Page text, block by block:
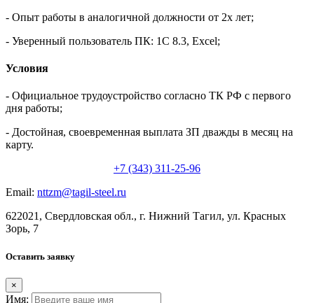
- Опыт работы в аналогичной должности от 2х лет;
- Уверенный пользователь ПК: 1С 8.3, Excel;
Условия
- Официальное трудоустройство согласно ТК РФ с первого
дня работы;
- Достойная, своевременная выплата ЗП дважды в месяц на
карту.
+7 (343) 311-25-96
Email: nttzm@tagil-steel.ru
622021, Свердловская обл., г. Нижний Тагил, ул. Красных
Зорь, 7
Оставить заявку
×
Имя: